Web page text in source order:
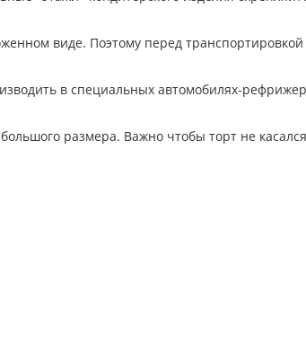
виде. Поэтому перед транспортировкой
в специальных автомобилях-
размера. Важно чтобы торт не